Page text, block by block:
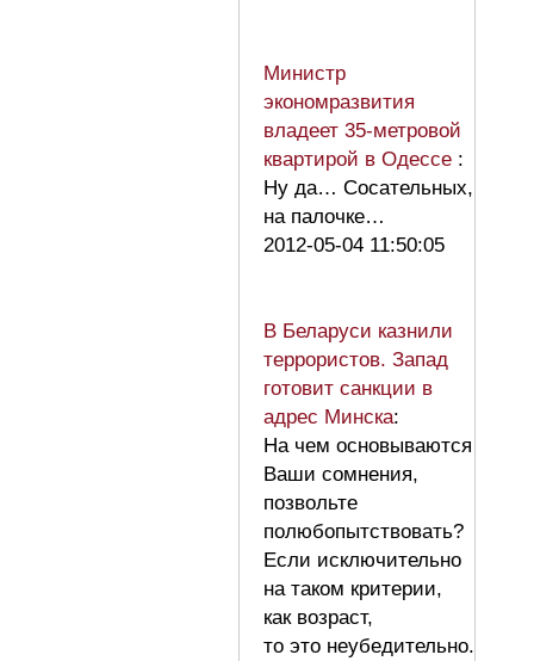
Министр
экономразвития
владеет 35-метровой
квартирой в Одессе :
Ну да… Сосательных,
на палочке…
2012-05-04 11:50:05
В Беларуси казнили
террористов. Запад
готовит санкции в
адрес Минска:
На чем основываются
Ваши сомнения,
позвольте
полюбопытствовать?
Если исключительно
на таком критерии,
как возраст,
то это неубедительно.